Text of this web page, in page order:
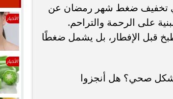
في تخفيف ضغط شهر رمضان عن
على الرحمة والتراحم.
قبل الإفطار، بل يشمل ضغطًا
بشكل صحي؟ هل أنجزوا
الأخبار
الأخبار